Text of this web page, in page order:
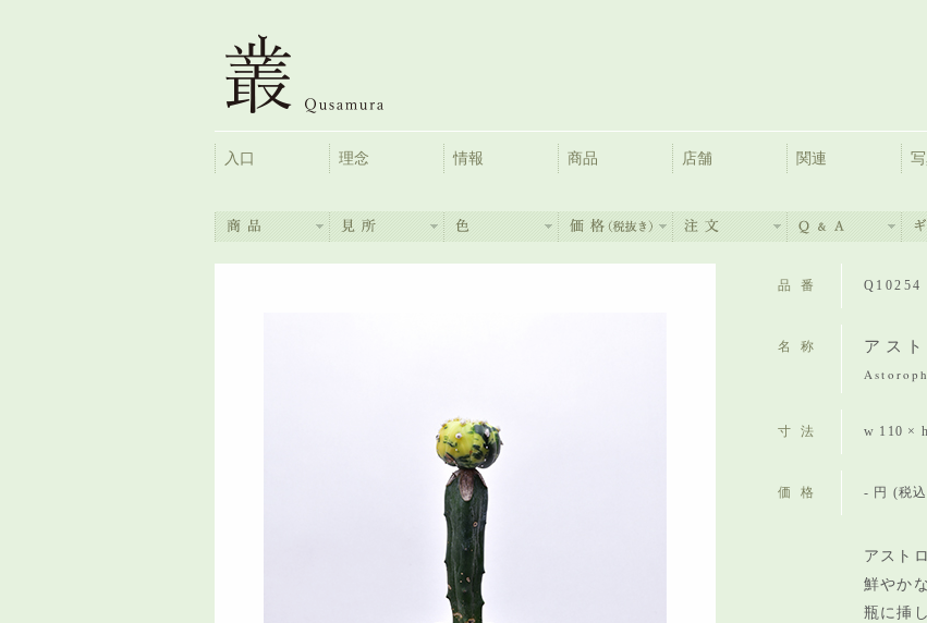
入口 理念 情報 商品 店舗 関連
品番 Q10254
名称 アス
寸法 w 110 ×
価格 - 円 (税
アスト
鮮やか
瓶に挿